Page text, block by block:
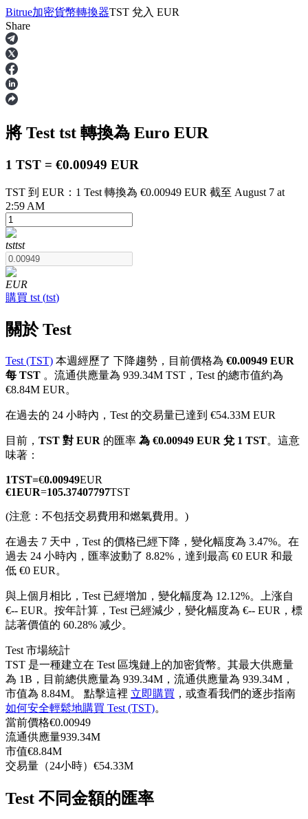
合約
幣本位永續
以數字貨幣為保證金的永續合約
美股、外匯、貴金屬及大宗商品衍生性商品
USDC永續
多種以USDC結算的永續合約
跟單
Bitrue加密貨幣轉換器TST 兌入 EUR
Share
將 Test tst 轉換為 Euro EUR
1 TST = €0.00949 EUR
TST 到 EUR：1 Test 轉換為 €0.00949 EUR 截至 August 7 at
2:59 AM
tsttst
EUR
購買 tst (tst)
關於 Test
Test (TST) 本週經歷了 下降趨勢，目前價格為 €0.00949 EUR
每 TST 。流通供應量為 939.34M TST，Test 的總市值約為
€8.84M EUR。
在過去的 24 小時內，Test 的交易量已達到 €54.33M EUR
目前， TST 對 EUR 的匯率 為 €0.00949 EUR 兌 1 TST。這意
味著：
1TST=€0.00949EUR
€1EUR=105.37407797TST
(注意：不包括交易費用和燃氣費用。)
在過去 7 天中，Test 的價格已經下降，變化幅度為 3.47%。 在
過去 24 小時內，匯率波動了 8.82%，達到最高 €0 EUR 和最
低 €0 EUR。
與上個月相比，Test 已經增加，變化幅度為 12.12%。上涨自
€-- EUR。 按年計算，Test 已經減少，變化幅度為 €-- EUR，標
誌著價值的 60.28% 减少。
Test 市場統計
TST 是一種建立在 Test 區塊鏈上的加密貨幣。其最大供應量
為 1B，目前總供應量為 939.34M，流通供應量為 939.34M，
市值為 8.84M。 點擊這裡 立即購買 ，或查看我們的逐步指南
如何安全輕鬆地購買 Test (TST)。
當前價格€0.00949
流通供應量939.34M
市值€8.84M
交易量（24小時） €54.33M
Test 不同金額的匯率